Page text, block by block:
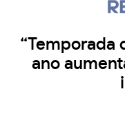
“Temporada
ano